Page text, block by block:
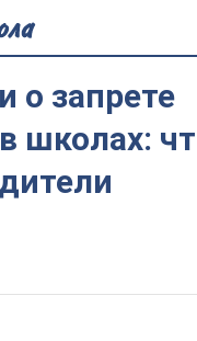
о запрете
школах: